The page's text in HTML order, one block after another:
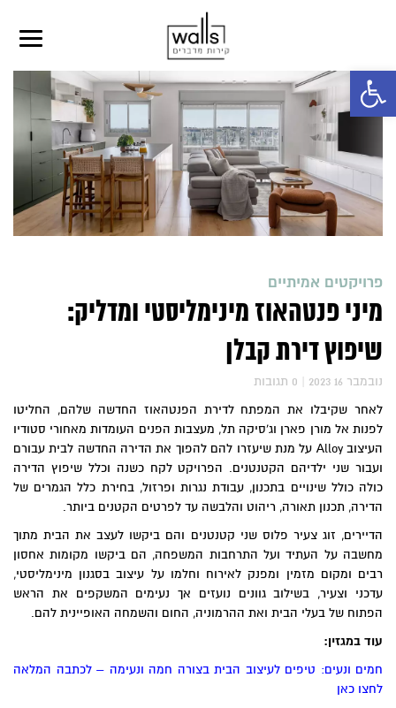
פתח סרגל נגישות
פרויקטים אמיתיים
מיני פנטהאוז מינימליסטי ומדליק:
שיפוץ דירת קבלן
2023 נובמבר 16 0 תגובות
לאחר שקיבלו את המפתח לדירת הפנטהאוז החדשה שלהם, החליטו
לפנות אל מורן פארן וג'סיקה תל, מעצבות הפנים העומדות מאחורי סטודיו
העיצוב Alloy על מנת שיעזרו להם להפוך את הדירה החדשה לבית עבורם
ועבור שני ילדיהם הקטנטנים. הפרויקט לקח כשנה וכלל שיפוץ הדירה
כולה כולל שינויים בתכנון, עבודת נגרות ופרזול, בחירת כלל הגמרים של
הדירה, תכנון תאורה, ריהוט והלבשה עד לפרטים הקטנים ביותר.
הדיירים, זוג צעיר פלוס שני קטנטנים והם ביקשו לעצב את הבית מתוך
מחשבה על העתיד ועל התרחבות המשפחה, הם ביקשו מקומות אחסון
רבים ומקום מזמין ומפנק לאירוח וחלמו על עיצוב בסגנון מינימליסטי,
עדכני וצעיר, בשילוב גוונים נועזים אך נעימים המשקפים את הראש
הפתוח של בעלי הבית ואת ההרמוניה, החום והשמחה האופיינית להם.
עוד במגזין:
חמים ונעים: טיפים לעיצוב הבית בצורה חמה ונעימה – לכתבה המלאה
לחצו כאן